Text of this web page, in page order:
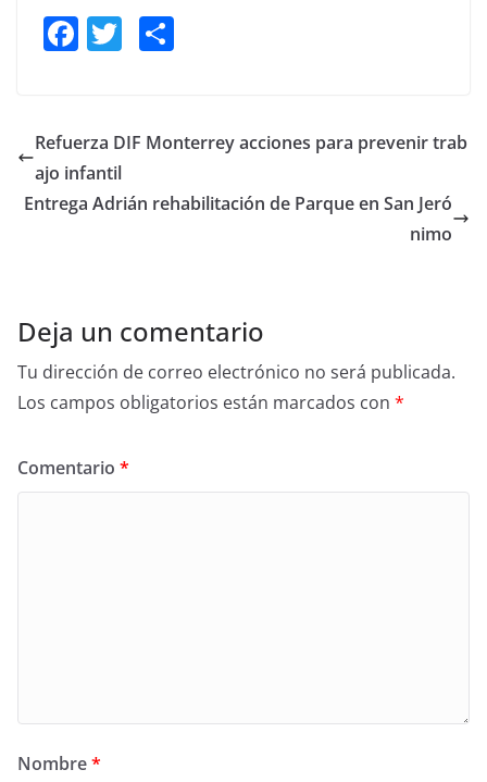
F
a
e
b
o
T
w
er e
Refuerza DIF Monterrey acciones para prevenir trab
ajo infantil
Entrega Adrián rehabilitación de Parque en San Jeró
nimo
Deja un comentario
Tu dirección de correo electrónico no será publicada.
Los campos obligatorios están marcados con *
Comentario *
Nombre*